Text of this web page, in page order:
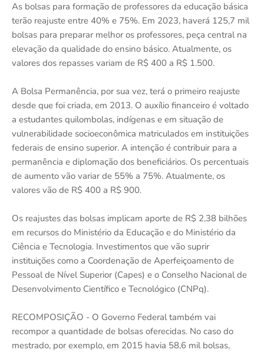
As bolsas para formação de professores da educação básica
terão reajuste entre 40% e 75%. Em 2023, haverá 125,7 mil
bolsas para preparar melhor os professores, peça central na
elevação da qualidade do ensino básico. Atualmente, os
valores dos repasses variam de R$ 400 a R$ 1.500.
A Bolsa Permanência, por sua vez, terá o primeiro reajuste
desde que foi criada, em 2013. O auxílio financeiro é voltado
a estudantes quilombolas, indígenas e em situação de
vulnerabilidade socioeconômica matriculados em instituições
federais de ensino superior. A intenção é contribuir para a
permanência e diplomação dos beneficiários. Os percentuais
de aumento vão variar de 55% a 75%. Atualmente, os
valores vão de R$ 400 a R$ 900.
Os reajustes das bolsas implicam aporte de R$ 2,38 bilhões
em recursos do Ministério da Educação e do Ministério da
Ciência e Tecnologia. Investimentos que vão suprir
instituições como a Coordenação de Aperfeiçoamento de
Pessoal de Nível Superior (Capes) e o Conselho Nacional de
Desenvolvimento Científico e Tecnológico (CNPq).
RECOMPOSIÇÃO - O Governo Federal também vai
recompor a quantidade de bolsas oferecidas. No caso do
mestrado, por exemplo, em 2015 havia 58,6 mil bolsas,